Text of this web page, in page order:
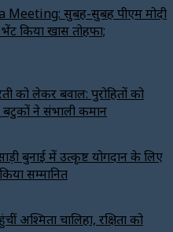
सुबह-सुबह पीएम मोदी
किया खास तोहफा;
को लेकर बवाल: पुरोहितों को
बटुकों ने संभाली कमान
साड़ी बुनाई में उत्कृष्ट योगदान के लिए
सम्मानित
अश्मिता चालिहा, रक्षिता को